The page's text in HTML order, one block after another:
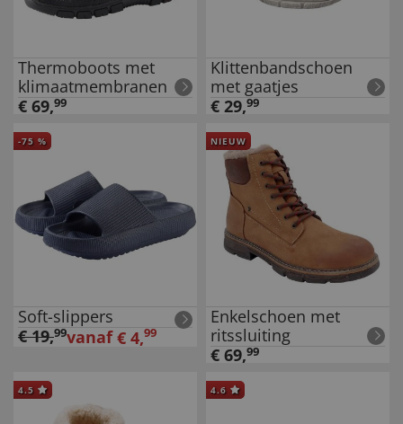
Thermoboots met
klimaatmembranen
€ 69,99
Klittenbandschoen
met gaatjes
€ 29,99
-75 %
Soft-slippers
€19,99vanaf € 4,99
NIEUW
Enkelschoen met
ritssluiting
€ 69,99
4.5 4.6